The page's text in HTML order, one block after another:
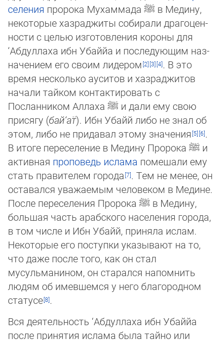
се­ле­ния пророка Мухаммада ﷺ в Медину,
некоторые хазраджиты собирали дра­го­цен­
нос­ти с це­лью изготовления короны для
‘Абдуллаха ибн Убаййа и по­сле­дую­щим наз­
на­че­ни­ем его своим лидером
. В это
время несколько ауситов и хаз­ра­джи­тов
начали тайком контактировать с
Посланником Аллаха ﷺ и дали ему свою
присягу (бай‘ат̈). Ибн Убайй либо не знал об
этом, либо не придавал этому значения
.
В итоге переселение в Медину Пророка ﷺ и
активная проповедь ислама помешали ему
стать правителем города
. Тем не менее, он
оставался уважаемым человеком в Ме­ди­не.
После пе­ре­се­ле­ния Пророка ﷺ в Медину,
большая часть арабского насе­ле­ния города,
в том чис­ле и Ибн Убайй, приняла ислам.
Некоторые его поступки указыва­ют на то,
что даже пос­ле то­го, как он стал
мусульманином, он старался напомнить
лю­дям об имевшемся у не­го бла­го­родном
статусе .
Вся деятельность ‘Абдуллаха ибн Убаййа
после принятия ислама была тайно или